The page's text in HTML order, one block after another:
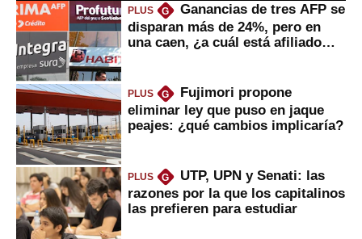
PLUS G
Ganancias de tres AFP se
disparan más de 24%, pero en
una caen, ¿a cuál está afiliado
PLUS G
Fujimori propone
eliminar ley que puso en jaque
peajes: ¿qué cambios implicaría?
PLUS G
UTP, UPN y Senati: las
razones por la que los capitalinos
las prefieren para estudiar